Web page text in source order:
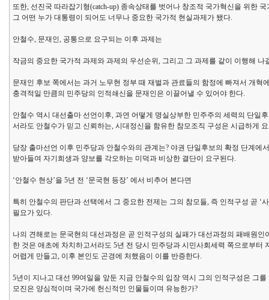
또한, 선진국 따라잡기형(catch-up) 종속상태를 벗어나 창조적 국가혁신을 위한
그 어떤 누가 대통령이 되어도 너무나 중요한 국가적 현실과제가 됐다.
안철수, 문재인, 공통으로 요구되는 이후 과제는
작금의 중요한 국가적 과제와 과제의 우선순위, 그리고 그 과제를 같이 이행해
문재인 후보 쪽에서는 과거 노무현 정부 때 재벌과 관료들의 함정에 빠져서 개
충격적일 만큼의 민주당의 인적쇄신을 문재인은 이끌어낼 수 있어야 한다.
안철수 역시 대선출마 선언이후, 과연 어떻게 명실상부한 민주주의 세력의 단일
서라도 안철수가 믿고 신뢰하는, 시대정신을 함유한 참모조직 구성은 시급하게
당장 출마선언 이후 민주당과 안철수와의 관계는? 야권 단일후보의 확정 단계에
받아들여 자기희생과 양보를 각오하는 미덕과 비상한 결단이 요구된다.
‘안철수 현상’을 5년 전 ‘문국현 등장’ 에서 비추어 본다면
특히 안철수의 판단과 선택에서 그 중요한 전제는 그의 참모들, 즉 인적구성 곧 ‘
필요가 있다.
나의 견해로는 문국현의 대선과정은 곧 인적구성의 실패가 대선과정의 패배원
한 것은 애초에 차치하고서라도 5년 전 당시 민주당과 시민사회세력 쪽으로부
어렵게 만들고, 이후 본인도 곤경에 처했음이 이를 반증한다.
5년이 지나고 대선 99여일을 앞둔 지금 안철수의 입장 역시 그의 인적구성은 그
모진은 양심적이며 국가에 헌신적인 인물들이며 유능한가?